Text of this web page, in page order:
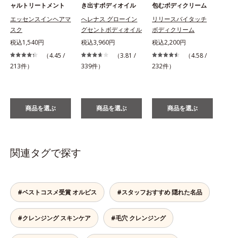
ャルトリートメント
エッセンスインヘアマ
スク
税込1,540円
（4.45 /
213件）
商品を選ぶ
き出すボディオイル
へレナス グローイン
グセントボディオイル
税込3,960円
（3.81 /
339件）
商品を選ぶ
包むボディクリーム
リリースバイタッチ
ボディクリーム
税込2,200円
（4.58 /
232件）
商品を選ぶ
関連タグで探す
#ベストコスメ受賞 オルビス #スタッフおすすめ 隠れた名品
#クレンジング スキンケア #毛穴 クレンジング